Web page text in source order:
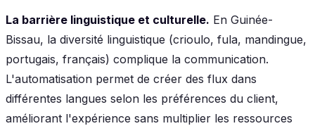
La barrière linguistique et culturelle. En Guinée-
Bissau, la diversité linguistique (crioulo, fula, mandingue,
portugais, français) complique la communication.
L'automatisation permet de créer des flux dans
différentes langues selon les préférences du client,
améliorant l'expérience sans multiplier les ressources